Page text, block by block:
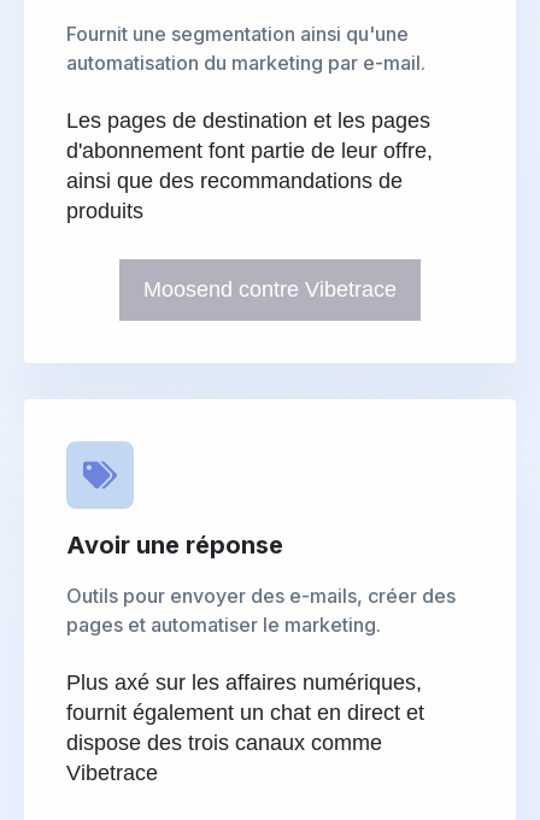
Fournit une segmentation ainsi qu'une
automatisation du marketing par e-mail.
Les pages de destination et les pages
d'abonnement font partie de leur offre,
ainsi que des recommandations de
produits
Moosend contre Vibetrace
Avoir une réponse
Outils pour envoyer des e-mails, créer des
pages et automatiser le marketing.
Plus axé sur les affaires numériques,
fournit également un chat en direct et
dispose des trois canaux comme
Vibetrace